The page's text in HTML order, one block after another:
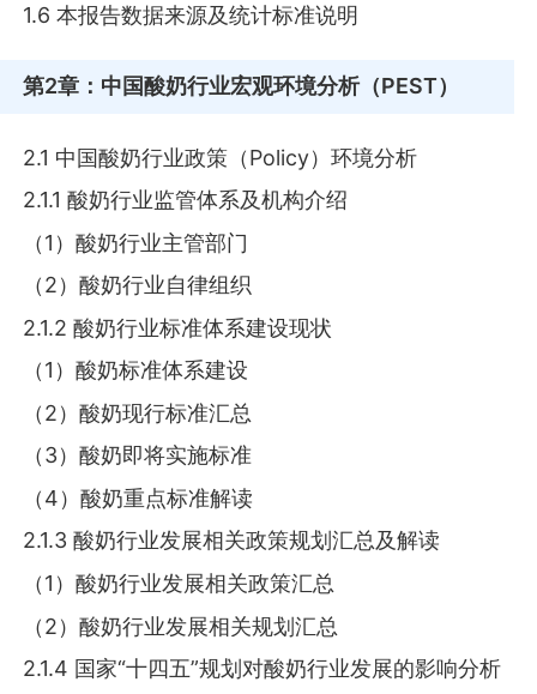
1.6 本报告数据来源及统计标准说明
第2章 ：中国酸奶行业宏观环境分析（PEST）
2.1 中国酸奶行业政策（Policy）环境分析
2.1.1 酸奶行业监管体系及机构介绍
（1）酸奶行业主管部门
（2）酸奶行业自律组织
2.1.2 酸奶行业标准体系建设现状
（1）酸奶标准体系建设
（2）酸奶现行标准汇总
（3）酸奶即将实施标准
（4）酸奶重点标准解读
2.1.3 酸奶行业发展相关政策规划汇总及解读
（1）酸奶行业发展相关政策汇总
（2）酸奶行业发展相关规划汇总
2.1.4 国家“十四五”规划对酸奶行业发展的影响分析